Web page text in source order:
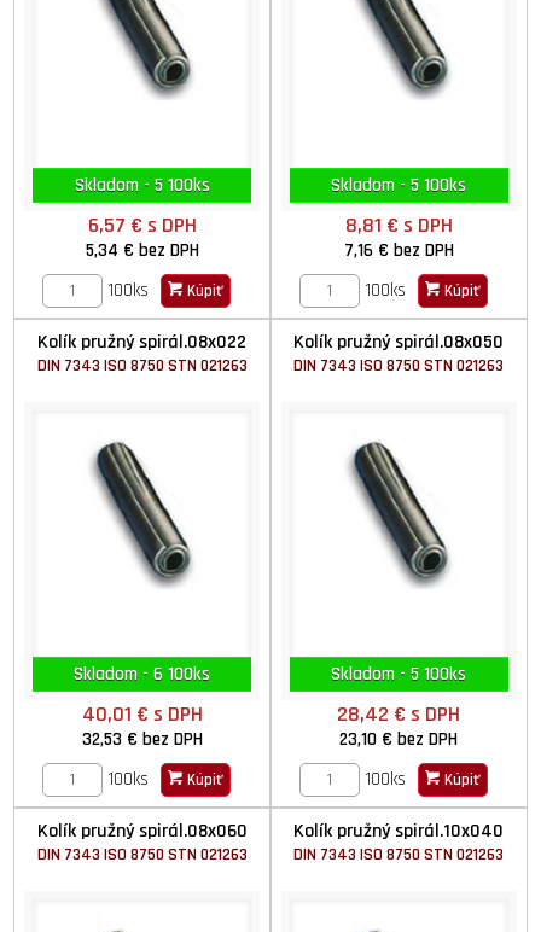
Skladom - 5 100ks
6,57 € s DPH
5,34 € bez DPH
100ks
Kúpiť
Skladom - 5 100ks
8,81 € s DPH
7,16 € bez DPH
100ks
Kúpiť
Kolík pružný spirál.08x022
DIN 7343 ISO 8750 STN 021263
Skladom - 6 100ks
40,01 € s DPH
32,53 € bez DPH
100ks
Kúpiť
Kolík pružný spirál.08x050
DIN 7343 ISO 8750 STN 021263
Skladom - 5 100ks
28,42 €s DPH
23,10 €bez DPH
100ks
Kúpiť
Kolík pružný spirál.08x060
DIN 7343 ISO 8750 STN 021263
Kolík pružný spirál.10x040
DIN 7343 ISO 8750 STN 021263